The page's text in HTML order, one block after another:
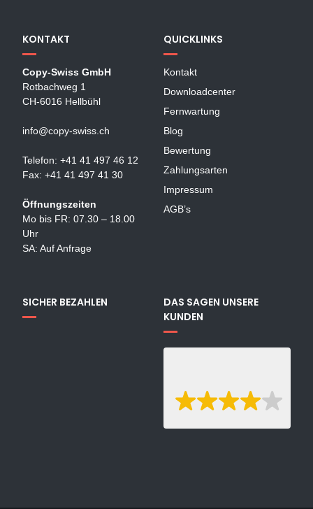
KONTAKT
Copy-Swiss GmbH
Rotbachweg 1
CH-6016 Hellbühl
info@copy-swiss.ch
Telefon: +41 41 497 46 12
Fax: +41 41 497 41 30
Öffnungszeiten
Mo bis FR: 07.30 – 18.00
Uhr
SA: Auf Anfrage
QUICKLINKS
Kontakt
Downloadcenter
Fernwartung
Blog
Bewertung
Zahlungsarten
Impressum
AGB’s
SICHER BEZAHLEN
DAS SAGEN UNSERE
KUNDEN